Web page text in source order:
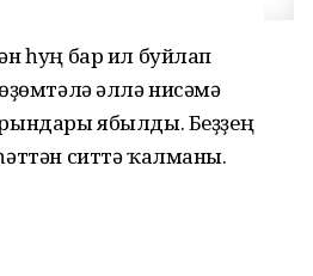
һуң бар ил буйлап
әллә нисәмә
ябылды. Беҙҙең
ситтә ҡалманы.